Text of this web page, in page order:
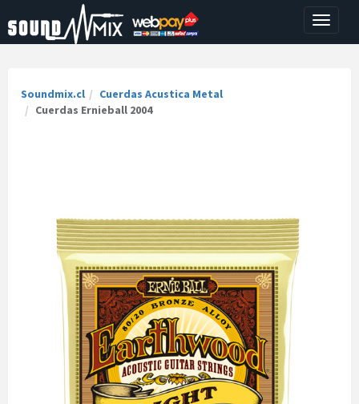
Toggle
Soundmix.cl
Cuerdas Acustica Metal
Cuerdas Ernieball 2004